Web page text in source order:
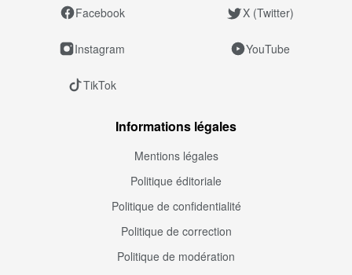
Facebook X (Twitter)
Instagram YouTube
TikTok
Informations légales
Mentions légales
Politique éditoriale
Politique de confidentialité
Politique de correction
Politique de modération